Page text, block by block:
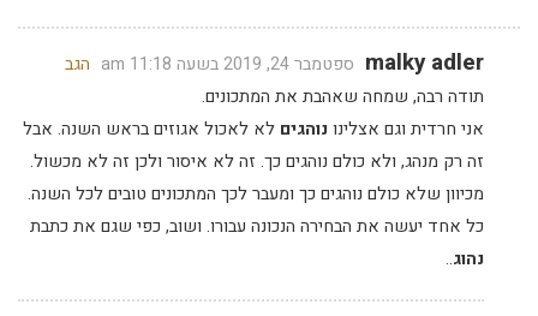
malky adler ספטמבר 24, 2019 בשעה 11:18 am
הגב
תודה רבה, שמחה שאהבת את המתכונים.
אני חרדית וגם אצלינו נוהגים לא לאכול אגוזים בראש השנה. אבל
זה רק מנהג, ולא כולם נוהגים כך. זה לא איסור ולכן זה לא מכשול.
מכיוון שלא כולם נוהגים כך ומעבר לכך המתכונים טובים לכל השנה.
כל אחד יעשה את הבחירה הנכונה עבורו. ושוב, כפי שגם את כתבת
נהוג..